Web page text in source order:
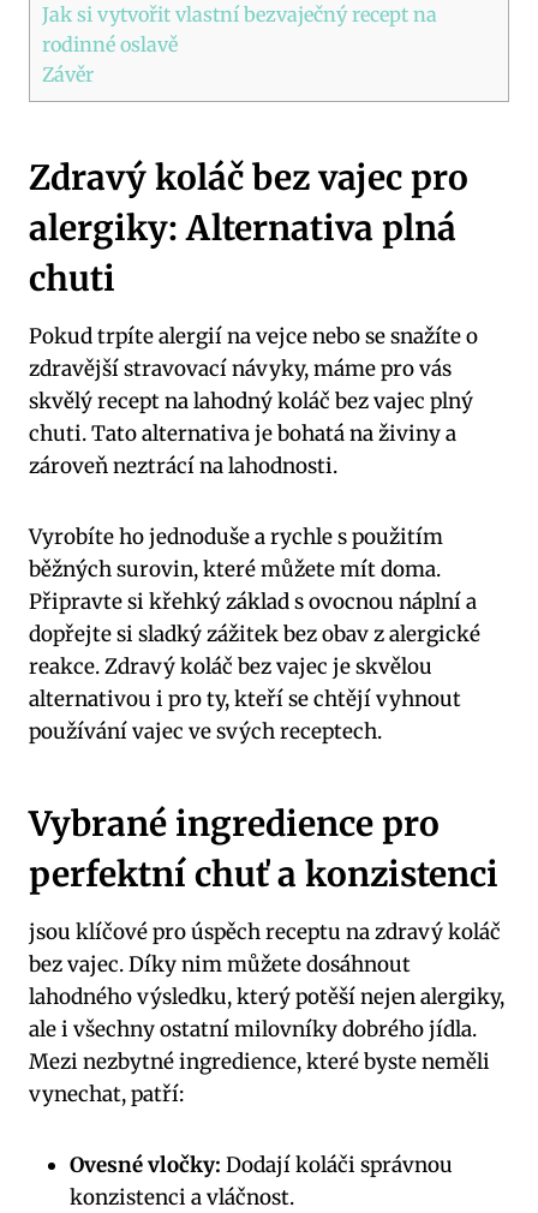
Jak si vytvořit vlastní bezvaječný recept na
rodinné oslavě
Závěr
Zdravý koláč bez vajec pro
alergiky: Alternativa plná
chuti
Pokud trpíte alergií na vejce nebo se snažíte o
zdravější stravovací návyky, máme pro vás
skvělý recept na lahodný koláč bez vajec plný
chuti. Tato alternativa je bohatá na živiny a
zároveň neztrácí na lahodnosti.
Vyrobíte ho jednoduše a rychle s použitím
běžných surovin, které můžete mít doma.
Připravte si křehký základ s ovocnou náplní a
dopřejte si sladký zážitek bez obav z alergické
reakce. Zdravý koláč bez vajec je skvělou
alternativou i pro ty, kteří se chtějí vyhnout
používání vajec ve svých receptech.
Vybrané ingredience pro
perfektní chuť a konzistenci
jsou klíčové pro úspěch receptu na zdravý koláč
bez vajec. Díky nim můžete dosáhnout
lahodného výsledku, který potěší nejen alergiky,
ale i všechny ostatní milovníky dobrého jídla.
Mezi nezbytné ingredience, které byste neměli
vynechat, patří:
Ovesné vločky: Dodají koláči správnou
konzistenci a vláčnost.